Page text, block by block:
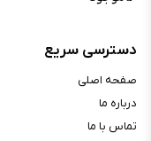
حسگر و ویژگی‌ها
قابلیت تشخیص چهره :
حسگر اثر انگشت :
دسترسی سریع
صفحه اصلی
درباره ما
تماس با ما